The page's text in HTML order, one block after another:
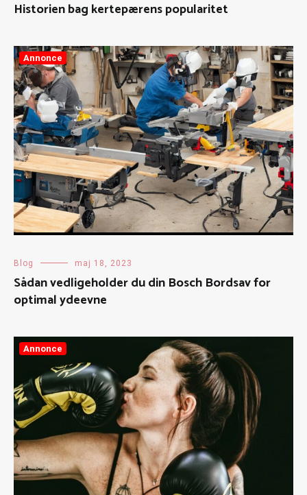
Historien bag kertepærens popularitet
Annonce
Blog maj 18, 2023
Sådan vedligeholder du din Bosch Bordsav for
optimal ydeevne
Annonce